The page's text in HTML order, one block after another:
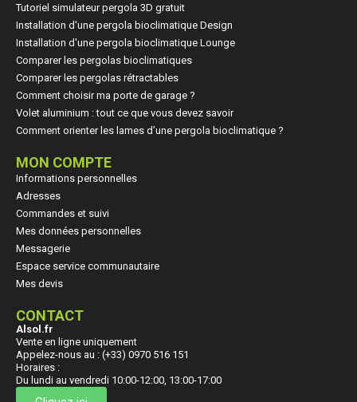
Tutoriel simulateur pergola 3D gratuit
Installation d'une pergola bioclimatique Design
Installation d'une pergola bioclimatique Lounge
Comparer les pergolas bioclimatiques
Comparer les pergolas rétractables
Comment choisir ma porte de garage ?
Volet aluminium : tout ce que vous devez savoir
Comment orienter les lames d’une pergola bioclimatique ?
MON COMPTE
Informations personnelles
Adresses
Commandes et suivi
Mes données personnelles
Messagerie
Espace service communautaire
Mes devis
CONTACT
Alsol.fr
Vente en ligne uniquement
Appelez-nous au : (+33) 0970 516 151
Horaires :
Du lundi au vendredi 10:00-12:00, 13:00-17:00